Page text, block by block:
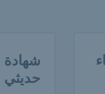
شهادة
حديثي